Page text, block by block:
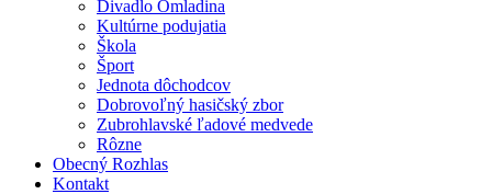
Divadlo Omladina
Kultúrne podujatia
Škola
Šport
Jednota dôchodcov
Dobrovoľný hasičský zbor
Zubrohlavské ľadové medvede
Rôzne
Obecný Rozhlas
Kontakt